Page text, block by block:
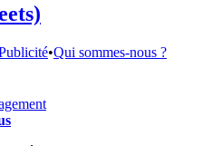
•Qui sommes-nous ?
du site, découvrez nos